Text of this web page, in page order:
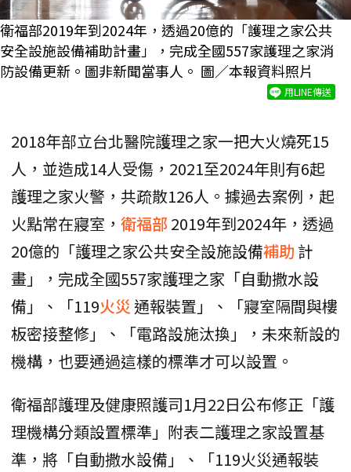
衛福部2019年到2024年，透過20億的「護理之家公共
安全設施設備補助計畫」，完成全國557家護理之家消
防設備更新。圖非新聞當事人。 圖／本報資料照片
用LINE傳送
2018年部立台北醫院護理之家一把大火燒死15
人，並造成14人受傷，2021至2024年則有6起
護理之家火警，共疏散126人。據過去案例，起
火點常在寢室， 衛福部2019年到2024年，透過
20億的「護理之家公共安全設施設備補助 計
畫」，完成全國557家護理之家「自動撒水設
備」、「119火災通報裝置」、「寢室隔間與樓
板密接整修」、「電路設施汰換」，未來新設的
機構，也要通過這樣的標準才可以設置。
衛福部護理及健康照護司1月22日公布修正「護
理機構分類設置標準」附表二護理之家設置基
準，將「自動撒水設備」、「119火災通報裝